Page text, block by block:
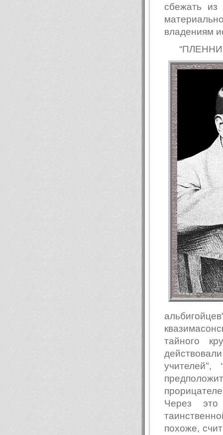
сбежать из
владениям
тайного
учителей",
Через
похоже,